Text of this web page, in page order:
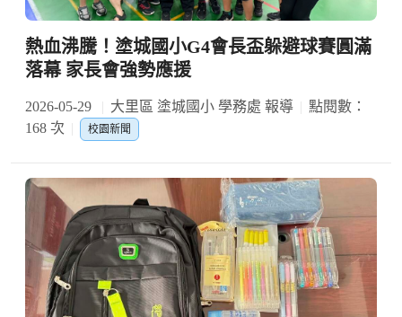
熱血沸騰！塗城國小G4會長盃躲避球賽圓滿
落幕 家長會強勢應援
2026-05-29 大里區 塗城國小 學務處 報導
點閱數：
168 次
校園新聞